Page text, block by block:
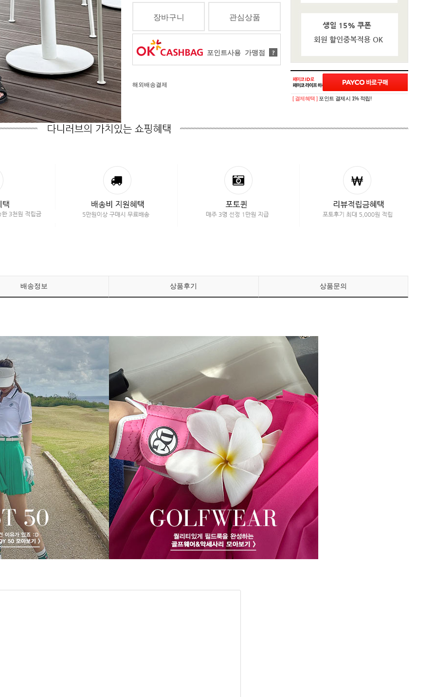
장바구니 관심상품
포인트사용 가맹점 ?
해외배송결제
[ 결제혜택 ] 포인트 결제시 1% 적립!
배송정보 상품후기 상품문의